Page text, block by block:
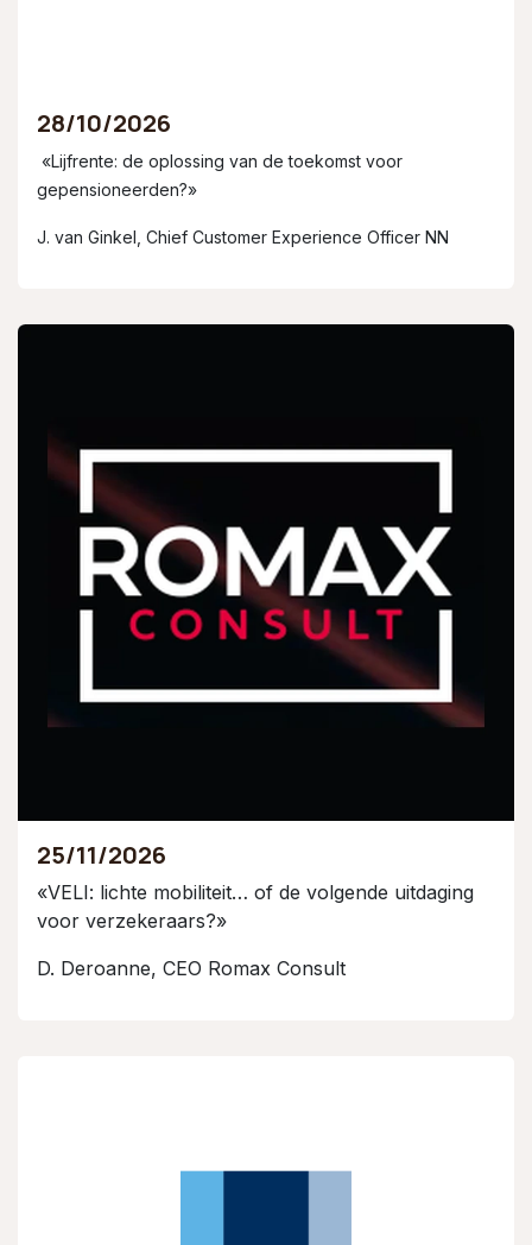
28/10/2026
«Lijfrente: de oplossing van de toekomst voor
gepensioneerden?»
J. van Ginkel, Chief Customer Experience Officer NN
25/11/2026
«VELI: lichte mobiliteit… of de volgende uitdaging
voor verzekeraars?»
D. Deroanne, CEO Romax Consult